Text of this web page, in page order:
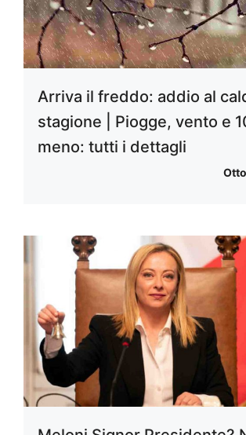
Arriva il freddo: addio al
stagione | Piogge, vento e
meno: tutti i dettagli